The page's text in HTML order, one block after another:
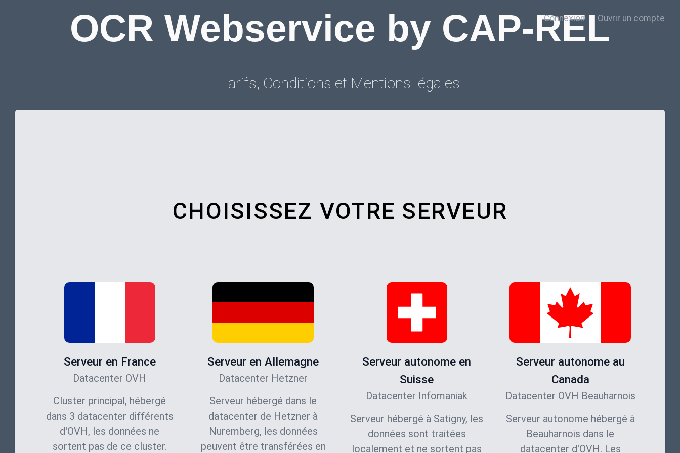
Connexion Ouvrir un compte
OCR Webservice by CAP-REL
Tarifs, Conditions et Mentions légales
CHOISISSEZ VOTRE SERVEUR
Serveur en France
Datacenter OVH
Cluster principal, hébergé
dans 3 datacenter différents
d'OVH, les données ne
sortent pas de ce cluster.
Serveur en Allemagne
Datacenter Hetzner
Serveur hébergé dans le
datacenter de Hetzner à
Nuremberg, les données
peuvent être transférées en
Serveur autonome en
Suisse
Datacenter Infomaniak
Serveur hébergé à Satigny, les
données sont traitées
localement et ne sortent pas
Serveur autonome au
Canada
Datacenter OVH Beauharnois
Serveur autonome hébergé à
Beauharnois dans le
datacenter d'OVH. Les